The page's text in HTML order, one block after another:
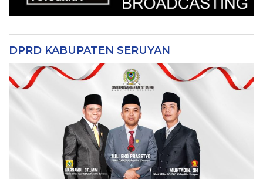
DPRD KABUPATEN SERUYAN